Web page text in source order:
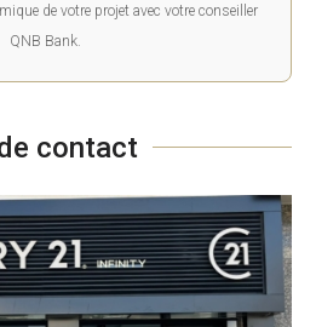
de votre projet avec votre conseiller
QNB Bank.
contact